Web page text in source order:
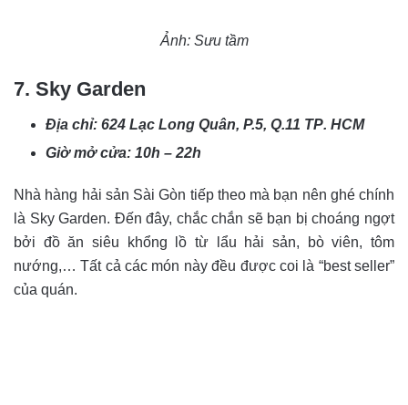
Ảnh: Sưu tầm
7. Sky Garden
Địa chỉ: 624 Lạc Long Quân, P.5, Q.11 TP. HCM
Giờ mở cửa: 10h – 22h
Nhà hàng hải sản Sài Gòn tiếp theo mà bạn nên ghé chính
là Sky Garden. Đến đây, chắc chắn sẽ bạn bị choáng ngợt
bởi đồ ăn siêu khổng lồ từ lẩu hải sản, bò viên, tôm
nướng,… Tất cả các món này đều được coi là “best seller”
của quán.